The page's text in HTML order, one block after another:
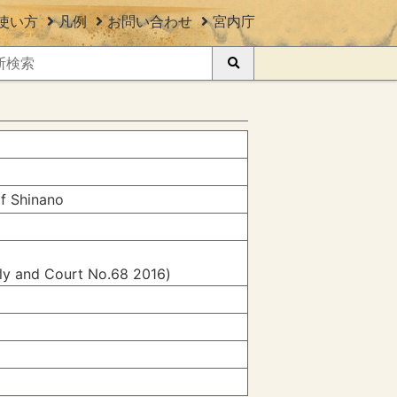
い方 凡例 お問い合わせ 宮内庁
Shinano
and Court No.68 2016)